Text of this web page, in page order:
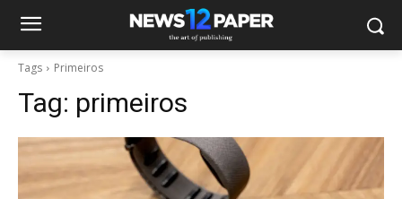
Tags Primeiros
Tag: primeiros